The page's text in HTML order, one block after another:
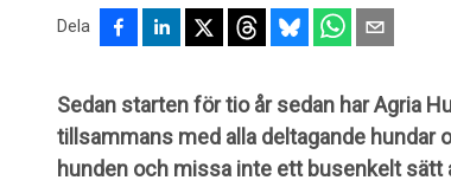
Dela
Sedan starten för tio år sedan har Agria
tillsammans med alla deltagande hundar
hunden och missa inte ett busenkelt